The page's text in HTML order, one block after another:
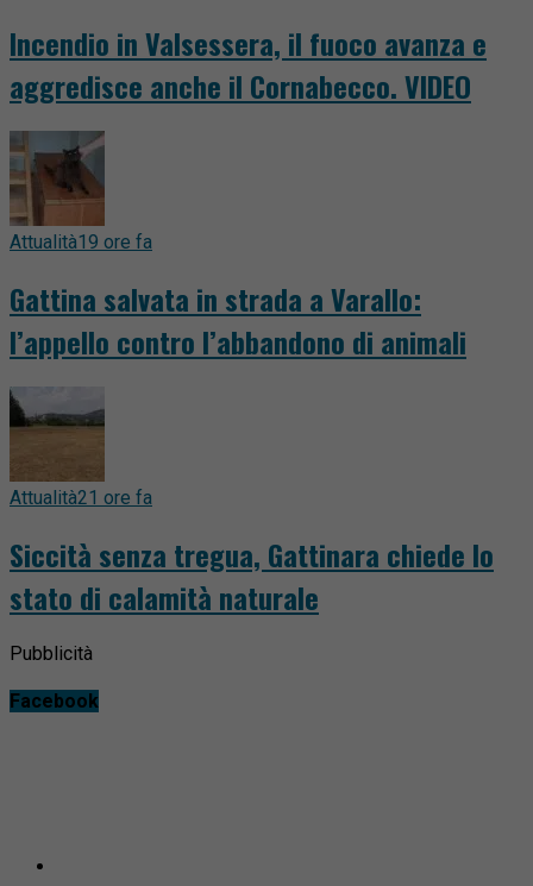
Incendio in Valsessera, il fuoco avanza e
aggredisce anche il Cornabecco. VIDEO
Attualità19 ore fa
Gattina salvata in strada a Varallo:
l’appello contro l’abbandono di animali
Attualità21 ore fa
Siccità senza tregua, Gattinara chiede lo
stato di calamità naturale
Pubblicità
Facebook